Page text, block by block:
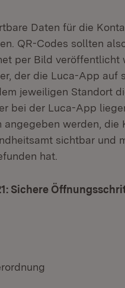
Daten für die
QR-Codes sollten
per Bild veröffentlicht
der die Luca-App auf
jeweiligen Standort
bei der Luca-App
werden, die
sichtbar und
hat.
Sichere